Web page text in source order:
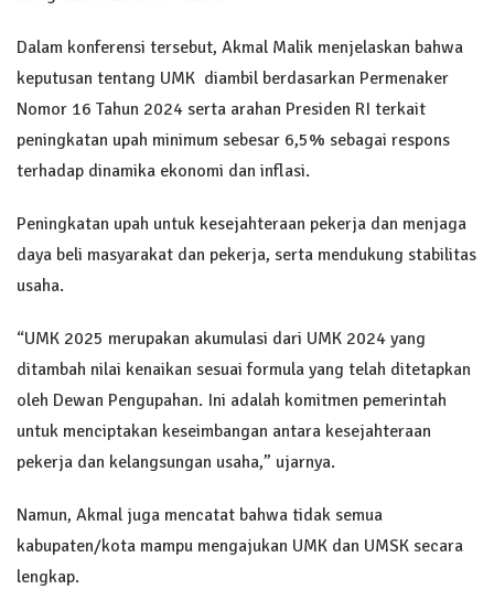
Dalam konferensi tersebut, Akmal Malik menjelaskan bahwa
keputusan tentang UMK diambil berdasarkan Permenaker
Nomor 16 Tahun 2024 serta arahan Presiden RI terkait
peningkatan upah minimum sebesar 6,5% sebagai respons
terhadap dinamika ekonomi dan inflasi.
Peningkatan upah untuk kesejahteraan pekerja dan menjaga
daya beli masyarakat dan pekerja, serta mendukung stabilitas
usaha.
“UMK 2025 merupakan akumulasi dari UMK 2024 yang
ditambah nilai kenaikan sesuai formula yang telah ditetapkan
oleh Dewan Pengupahan. Ini adalah komitmen pemerintah
untuk menciptakan keseimbangan antara kesejahteraan
pekerja dan kelangsungan usaha,” ujarnya.
Namun, Akmal juga mencatat bahwa tidak semua
kabupaten/kota mampu mengajukan UMK dan UMSK secara
lengkap.